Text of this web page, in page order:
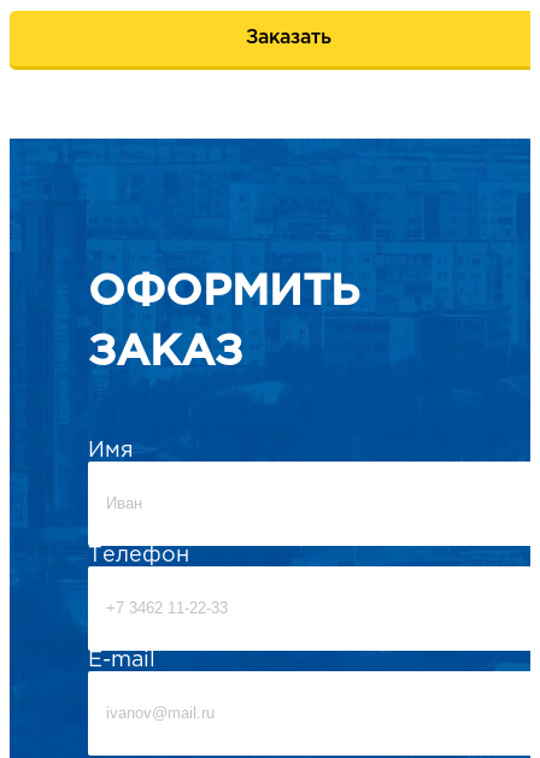
Заказать
ОФОРМИТЬ
ЗАКАЗ
Имя
Телефон
E-mail